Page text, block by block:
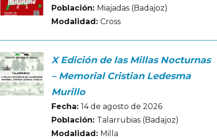
Población: Miajadas (Badajoz)
Modalidad: Cross
X Edición de las Millas Nocturnas
– Memorial Cristian Ledesma
Murillo
Fecha: 14 de agosto de 2026
Población: Talarrubias (Badajoz)
Modalidad: Milla